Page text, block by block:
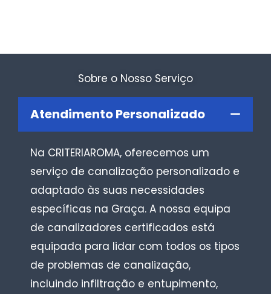
Sobre o Nosso Serviço
Atendimento Personalizado
Na CRITERIAROMA, oferecemos um
serviço de canalização personalizado e
adaptado às suas necessidades
específicas na Graça. A nossa equipa
de canalizadores certificados está
equipada para lidar com todos os tipos
de problemas de canalização,
incluindo infiltração e entupimento,